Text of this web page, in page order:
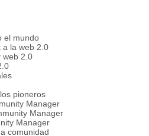
el mundo
a la web 2.0
web 2.0
pioneros
Manager
Manager
Manager
comunidad